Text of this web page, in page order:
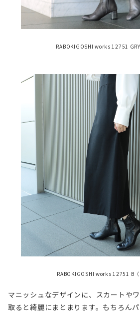
RABOKIGOSHI works 12751 GRY
RABOKIGOSHI works 12751 B（
マニッシュなデザインに、スカートや
取ると綺麗にまとまります。もちろん